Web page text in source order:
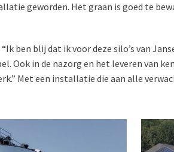
geworden. Het graan is goed te
ben blij dat ik voor deze silo’s van
Ook in de nazorg en het leveren van
Met een installatie die aan alle